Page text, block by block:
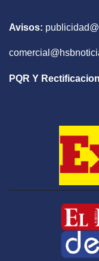
Avisos:
PQR Y